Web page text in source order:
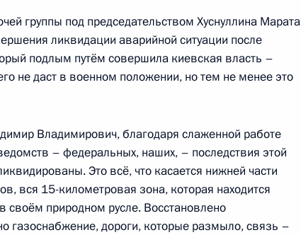
ряда законов, касающихся
ДНР, ЛНР, Запорожской
группы под председательством Хуснуллина Марата
ликвидации аварийной ситуации после
подлым путём совершила киевская власть –
не даст в военном положении, но тем не менее это
Владимирович, благодаря слаженной работе
– федеральных, наших, – последствия этой
Это всё, что касается нижней части
вся 15-километровая зона, которая находится
своём природном русле. Восстановлено
газоснабжение, дороги, которые размыло, связь –